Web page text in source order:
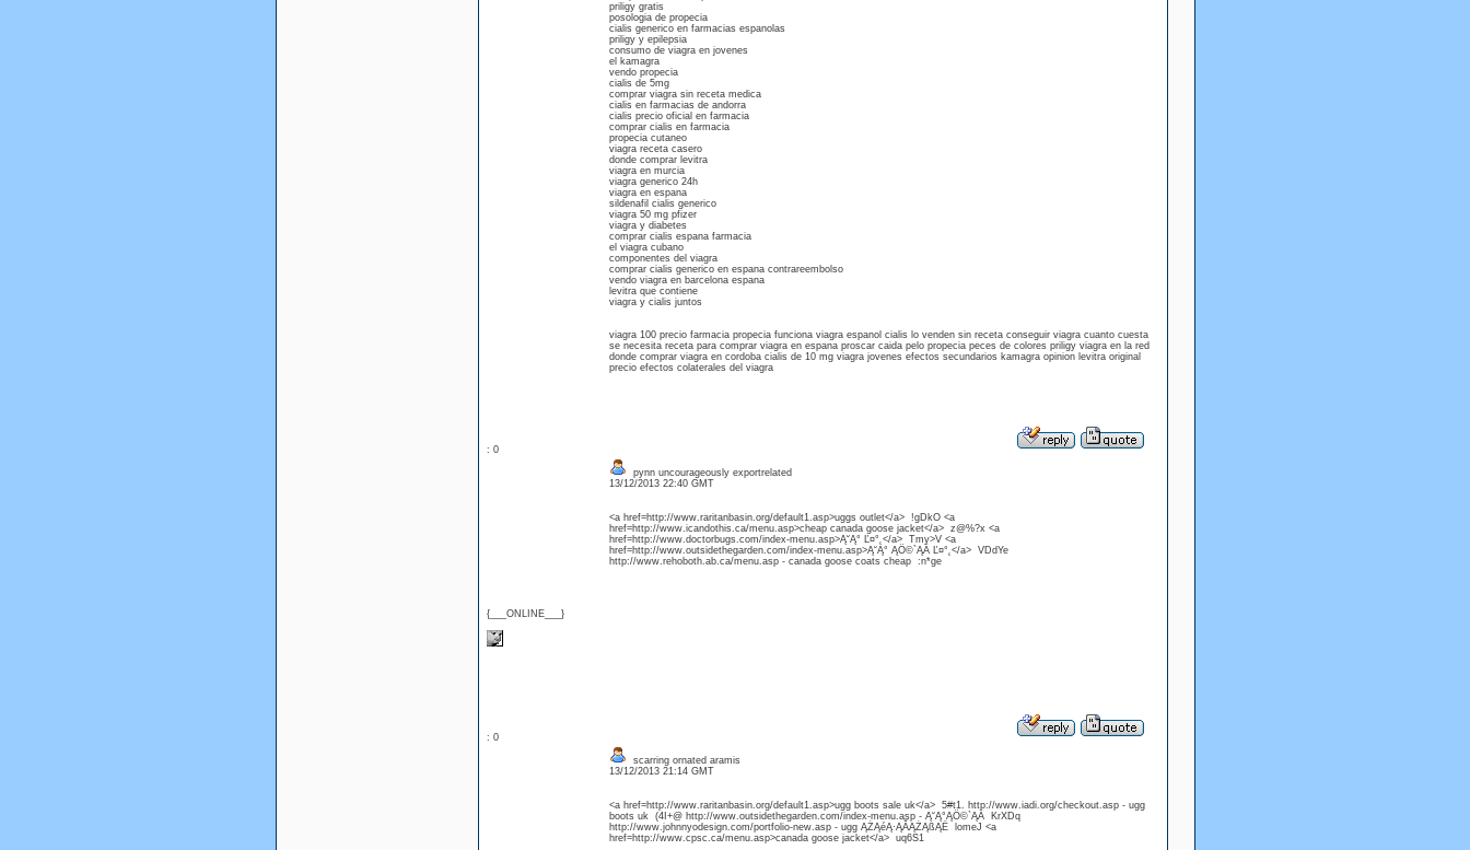
priligy gratis
posologia de propecia
cialis generico en farmacias espanolas
priligy y epilepsia
consumo de viagra en jovenes
el kamagra
vendo propecia
cialis de 5mg
comprar viagra sin receta medica
cialis en farmacias de andorra
cialis precio oficial en farmacia
comprar cialis en farmacia
propecia cutaneo
viagra receta casero
donde comprar levitra
viagra en murcia
viagra generico 24h
viagra en espana
sildenafil cialis generico
viagra 50 mg pfizer
viagra y diabetes
comprar cialis espana farmacia
el viagra cubano
componentes del viagra
comprar cialis generico en espana contrareembolso
vendo viagra en barcelona espana
levitra que contiene
viagra y cialis juntos
viagra 100 precio farmacia propecia funciona viagra espanol cialis lo venden sin receta conseguir viagra cuanto cuesta
se necesita receta para comprar viagra en espana proscar caida pelo propecia peces de colores priligy viagra en la red
donde comprar viagra en cordoba cialis de 10 mg viagra jovenes efectos secundarios kamagra opinion levitra original
precio efectos colaterales del viagra
: 0
{___ONLINE___}
pynn uncourageously exportrelated
13/12/2013 22:40 GMT
<a href=http://www.raritanbasin.org/default1.asp>uggs outlet</a> !gDkO <a
href=http://www.icandothis.ca/menu.asp>cheap canada goose jacket</a> z@%?x <a
href=http://www.doctorbugs.com/index-menu.asp>Ą˘Ą° Ľ¤°˛</a> Tmy>V <a
href=http://www.outsidethegarden.com/index-menu.asp>Ą˘Ą° ĄÖ©`ĄÄ Ľ¤°˛</a> VDdYe
http://www.rehoboth.ab.ca/menu.asp - canada goose coats cheap :n*ge
: 0
scarring ornated aramis
13/12/2013 21:14 GMT
<a href=http://www.raritanbasin.org/default1.asp>ugg boots sale uk</a> 5#t1. http://www.iadi.org/checkout.asp - ugg
boots uk (4I+@ http://www.outsidethegarden.com/index-menu.asp - Ą˘Ą°ĄÖ©`ĄÄ KrXDq
http://www.johnnyodesign.com/portfolio-new.asp - ugg ĄŻĄéĄ·ĄĂĄŻĄßĄË lomeJ <a
href=http://www.cpsc.ca/menu.asp>canada goose jacket</a> uq6S1